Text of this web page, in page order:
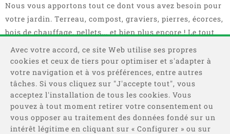
Nous vous apportons tout ce dont vous avez besoin pour
votre jardin. Terreau, compost, graviers, pierres, écorces,
bois de chauffage, pellets... et bien plus encore ! Le tout
en sacs, big bag ou camions complets.
Avec votre accord, ce site Web utilise ses propres
cookies et ceux de tiers pour optimiser et s'adapter à
votre navigation et à vos préférences, entre autres
tâches. Si vous cliquez sur "J'accepte tout", vous
acceptez l'installation de tous les cookies. Vous
pouvez à tout moment retirer votre consentement ou
vous opposer au traitement des données fondé sur un
intérêt légitime en cliquant sur « Configurer » ou sur